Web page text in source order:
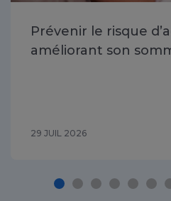
Prévenir le risque
améliorant son
29 JUIL 2026